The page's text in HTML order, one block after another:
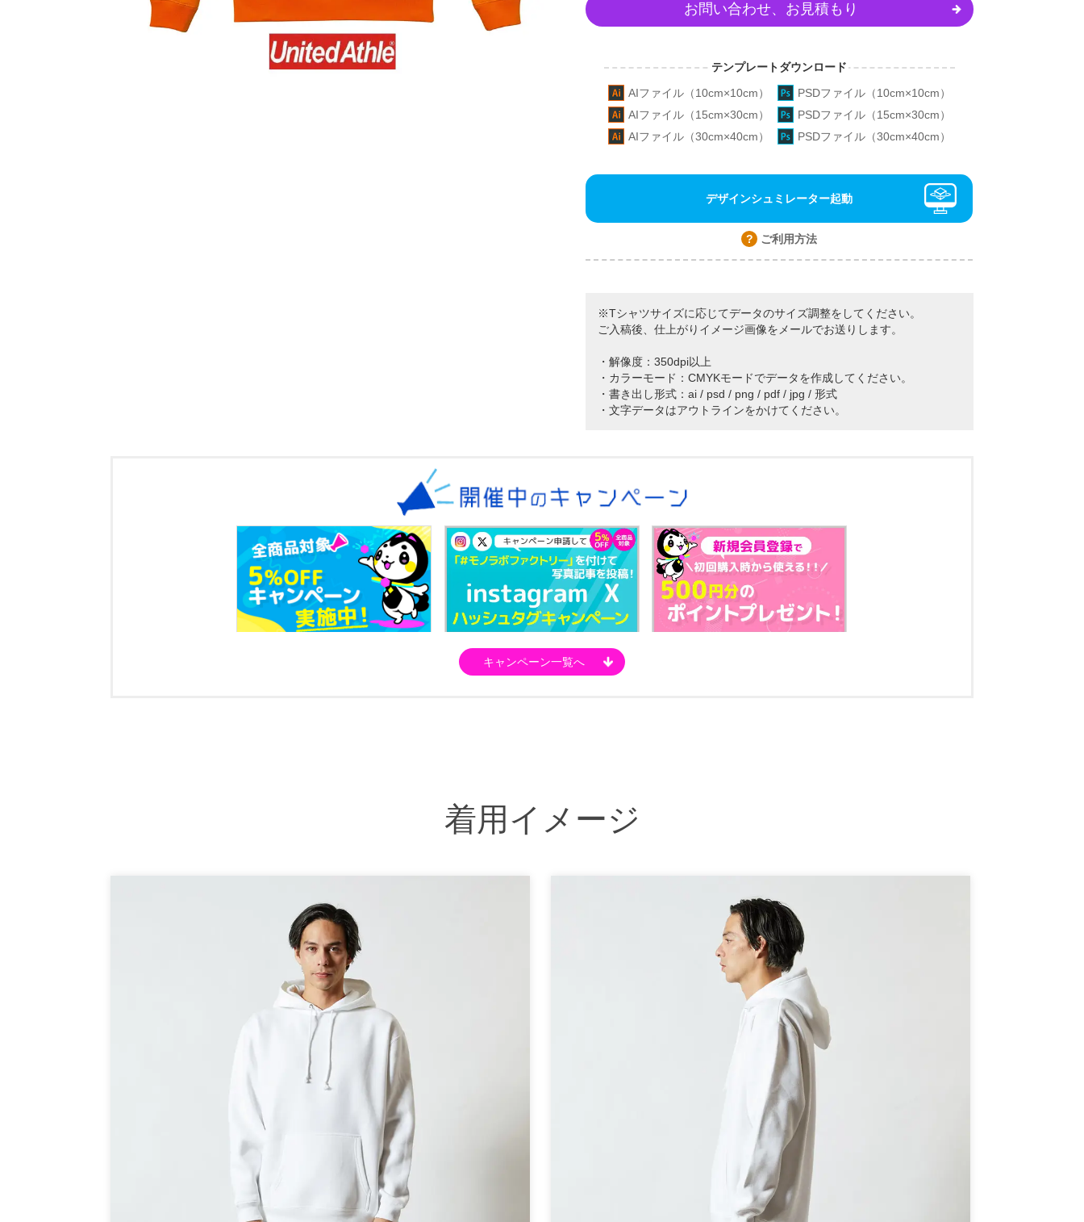
お問い合わせ、お見積もり
テンプレートダウンロード
AIファイル（10cm×10cm）
AIファイル（15cm×30cm）
AIファイル（30cm×40cm）
PSDファイル（10cm×10cm）
PSDファイル（15cm×30cm）
PSDファイル（30cm×40cm）
デザインシュミレーター起動
ご利用方法
※Tシャツサイズに応じてデータのサイズ調整をしてください。
ご入稿後、仕上がりイメージ画像をメールでお送りします。
・解像度：350dpi以上
・カラーモード：CMYKモードでデータを作成してください。
・書き出し形式：ai / psd / png / pdf / jpg / 形式
・文字データはアウトラインをかけてください。
キャンペーン一覧へ
着用イメージ